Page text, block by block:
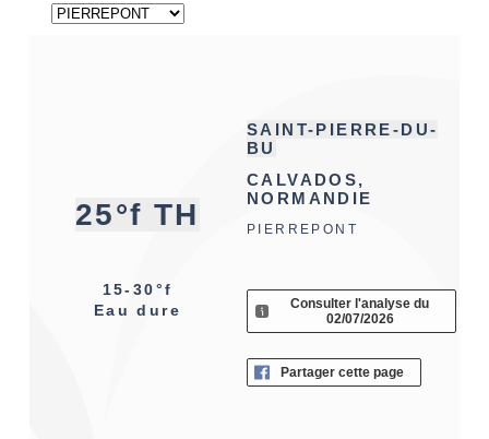
25°f TH
15-30°f
Eau dure
SAINT-PIERRE-DU-
BU
CALVADOS,
NORMANDIE
PIERREPONT
Consulter l'analyse du
02/07/2026
Partager cette page